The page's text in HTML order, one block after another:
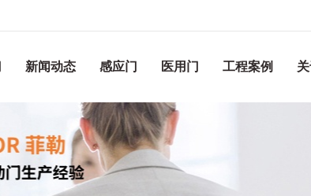
新闻动态 感应门 医用门 工程案例